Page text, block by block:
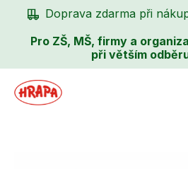
Doprava zdarma při
Pro ZŠ, MŠ, firmy a
při větším